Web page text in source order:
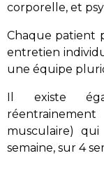
corporelle, et
Chaque patient
entretien
une équipe
Il existe
musculaire)
semaine, sur 4